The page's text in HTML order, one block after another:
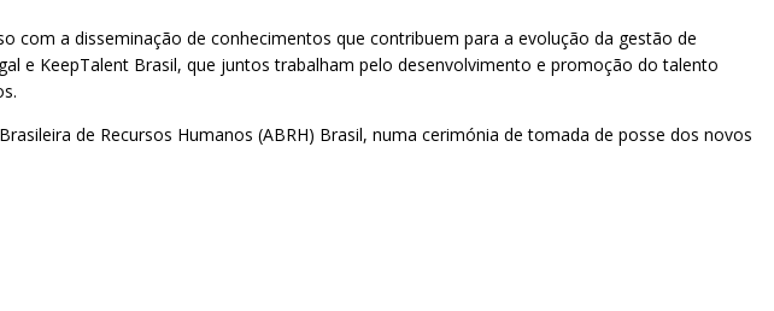
com a disseminação de conhecimentos que contribuem para a evolução da gestão de
e KeepTalent Brasil, que juntos trabalham pelo desenvolvimento e promoção do talento
de Recursos Humanos (ABRH) Brasil, numa cerimónia de tomada de posse dos novos